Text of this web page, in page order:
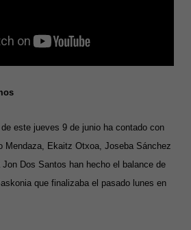
este jueves 9 de junio ha contado con
Mendaza, Ekaitz Otxoa, Joseba Sánchez
Dos Santos han hecho el balance de
que finalizaba el pasado lunes en